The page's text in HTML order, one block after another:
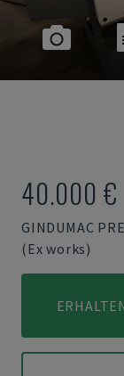
40.000 €
GINDUMAC
(Ex works)